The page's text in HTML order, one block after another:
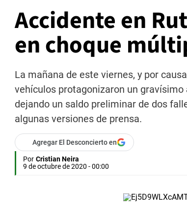
Accidente en
en choque
La mañana de este viernes, y por
vehículos protagonizaron un
dejando un saldo preliminar de dos
algunas versiones de prensa.
Agregar El Desconcierto en
Por Cristian Neira
9 de octubre de 2020 - 00:00